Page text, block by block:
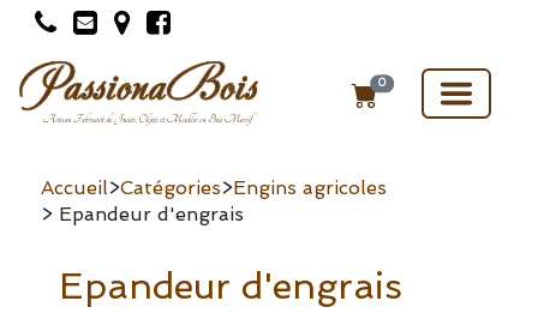
Toggle
0
Accueil>Catégories>Engins agricoles
> Epandeur d'engrais
Epandeur d'engrais